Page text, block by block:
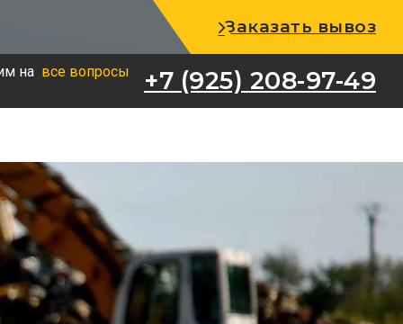
+7 (925) 208-97-49
Заказать вывоз
на все вопросы +7 (925) 208-97-49